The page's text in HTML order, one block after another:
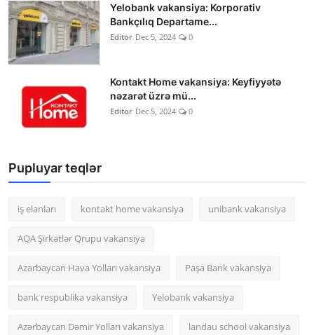
Yelobank vakansiya: Korporativ
Bankçılıq Departame...
Editor Dec 5, 2024 0
Kontakt Home vakansiya: Keyfiyyətə
nəzarət üzrə mü...
Editor Dec 5, 2024 0
Pupluyar teqlər
iş elanları kontakt home vakansiya unibank vakansiya
AQA Şirkətlər Qrupu vakansiya
Azərbaycan Hava Yolları vakansiya Paşa Bank vakansiya
bank respublika vakansiya Yelobank vakansiya
Azərbaycan Dəmir Yolları vakansiya landau school vakansiya